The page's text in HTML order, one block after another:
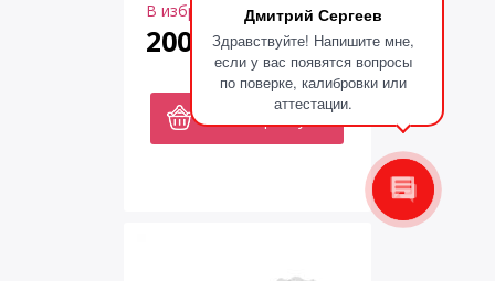
Дмитрий Сергеев
Здравствуйте! Напишите мне,
если у вас появятся вопросы
по поверке, калибровки или
аттестации.
В избранное
2000 руб.